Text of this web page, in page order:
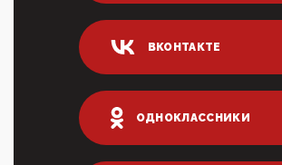
ИНН для переводов по СБП это
логических двухЗаполнение ИНН при
переводах по ...
03:35, 10 Апреля 2026
Суммарное вознаграждение
крупных банках по итогам 2025 года
млрд руб. ...
ВКОНТАКТЕ
ОДНОКЛАССНИКИ